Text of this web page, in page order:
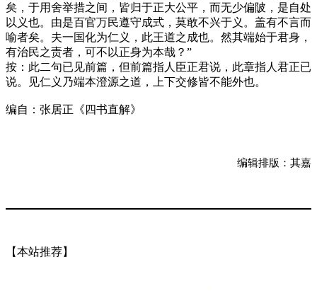
矣，于用舍举措之间，皆归于正大公平，而无少偏陂，是自处
以义也。由是百官万民遵守成式，莫敢不兴于义。盖有不言而
喻者矣。夫一国化为仁义，此王道之成也。然其端始于君身，
有治民之责者，可不以正身为本哉？”
按：此二句已见前篇，但前篇指人臣正君说，此章指人君正已
说。见仁义乃端本澄源之道，上下交修皆不能外也。
编自：张居正《四书直解》
编辑排版：其嘉
【本站推荐】